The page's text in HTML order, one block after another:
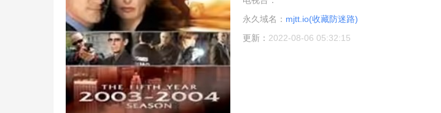
永久域名： mjtt.io(收藏防迷路)
更新： 2022-08-06 05:32:15